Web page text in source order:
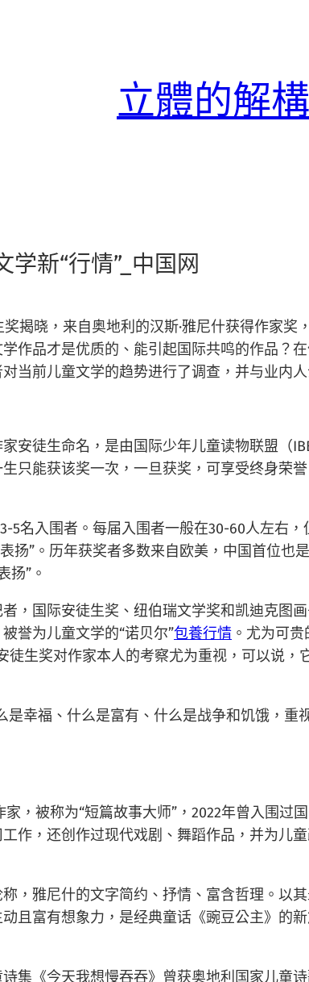
立體的解構
新“行情”_中国网
揭晓，来自奥地利的汉斯·雅尼什获得作家
作品才是优质的、能引起国际共鸣的作品？
当前儿童文学的趋势进行了调查，并与业内
安徒生命名，是由国际少年儿童读物联盟（
生只能获该奖一次，一旦获奖，可享受终身荣
5名入围者。每届入围者一般在30-60人左右
扬”。历年获奖者多数来自欧美，中国首位
扬”。
，国际安徒生奖、纽伯瑞文学奖和凯迪克图
誉为儿童文学的“诺贝尔”包養行情 。尤为可
徒生奖对作家本人的考察尤为重视，可以说
幸福、什么是富有、什么是战争和饥饿，
，被称为“短篇故事大师”，2022年曾入围
作，还创作过现代戏剧、舞蹈作品，并为儿
，雅尼什的文字简约、抒情、富含哲理。以
且富有想象力，是经典童话《豌豆公主》的
集《今天我想慢吞吞》曾获奥地利国家儿童